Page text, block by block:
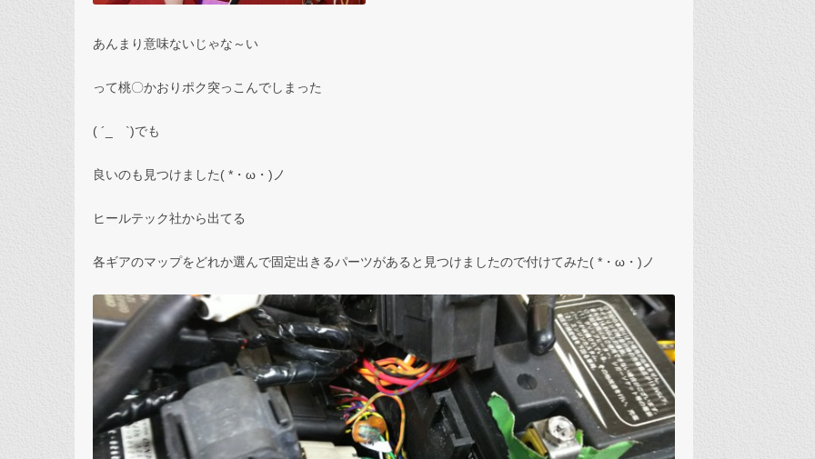
あんまり意味ないじゃな～い
って桃〇かおりポク突っこんでしまった
( ´_ゝ`)でも
良いのも見つけました( *・ω・)ノ
ヒールテック社から出てる
各ギアのマップをどれか選んで固定出きるパーツがあると見つけましたので付けてみた( *・ω・)ノ